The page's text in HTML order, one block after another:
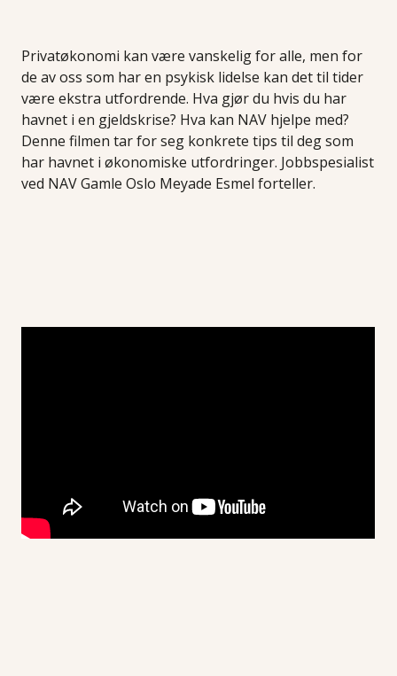
Privatøkonomi kan være vanskelig for alle, men for
de av oss som har en psykisk lidelse kan det til tider
være ekstra utfordrende. Hva gjør du hvis du har
havnet i en gjeldskrise? Hva kan NAV hjelpe med?
Denne filmen tar for seg konkrete tips til deg som
har havnet i økonomiske utfordringer. Jobbspesialist
ved NAV Gamle Oslo Meyade Esmel forteller.